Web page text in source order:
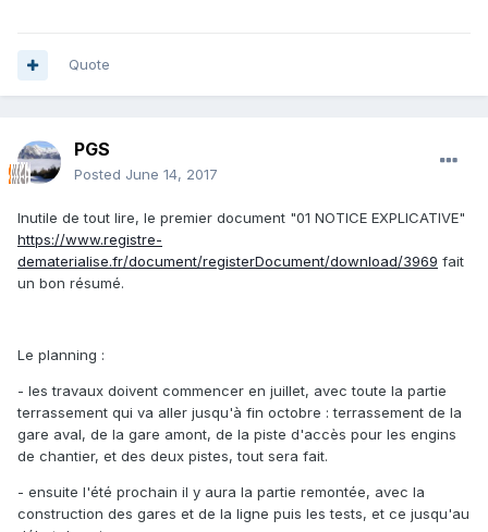
Quote
PGS
Posted June 14, 2017
Inutile de tout lire, le premier document "01 NOTICE EXPLICATIVE"
https://www.registre-
dematerialise.fr/document/registerDocument/download/3969 fait
un bon résumé.
Le planning :
- les travaux doivent commencer en juillet, avec toute la partie
terrassement qui va aller jusqu'à fin octobre : terrassement de la
gare aval, de la gare amont, de la piste d'accès pour les engins
de chantier, et des deux pistes, tout sera fait.
- ensuite l'été prochain il y aura la partie remontée, avec la
construction des gares et de la ligne puis les tests, et ce jusqu'au